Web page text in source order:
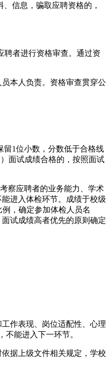
信息，骗取应聘资格的，
聘者进行资格审查。通过资
本人负责。资格审查贯穿公
留1位小数，分数低于合格线
面试成绩合格的，按照面试
察应聘者的业务能力、学术
进入体检环节。成绩于校级
，确定参加体检人员名
试成绩高者优先的原则确定
作表现、岗位适配性、心理
能进入下一环节。
据上级文件相关规定，学校